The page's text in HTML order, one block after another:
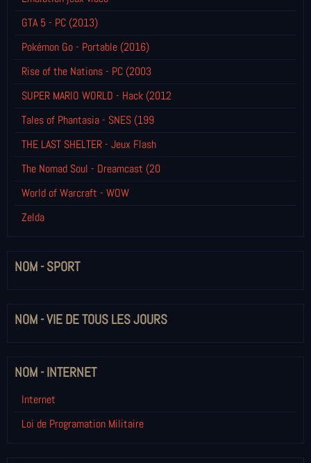
GTA 5 - PC (2013)
Pokémon Go - Portable (2016)
Rise of the Nations - PC (2003
SUPER MARIO WORLD - Hack (2012
Tales of Phantasia - SNES (199
THE LAST SHELTER - Jeux Flash
The Nomad Soul - Dreamcast (20
World of Warcraft - WOW
Zelda
NOM - SPORT
NOM - VIE DE TOUS LES JOURS
NOM - INTERNET
Internet
Loi de Programation Militaire